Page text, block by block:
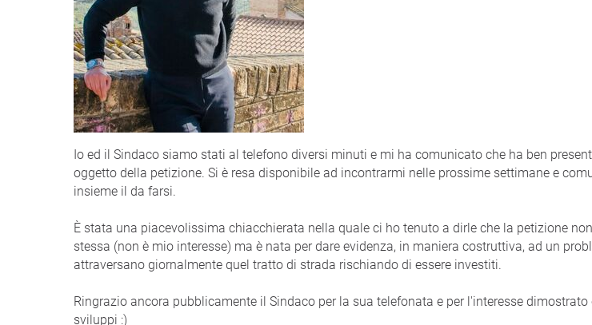
Io ed il Sindaco siamo stati al telefono diversi minuti e mi ha comunicato che ha ben
oggetto della petizione. Si è resa disponibile ad incontrarmi nelle prossime settimane e
insieme il da farsi.
È stata una piacevolissima chiacchierata nella quale ci ho tenuto a dirle che la petizione
stessa (non è mio interesse) ma è nata per dare evidenza, in maniera costruttiva, ad un
attraversano giornalmente quel tratto di strada rischiando di essere investiti.
Ringrazio ancora pubblicamente il Sindaco per la sua telefonata e per l'interesse
sviluppi :)